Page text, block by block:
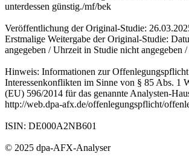
unterdessen günstig./mf/bek
Veröffentlichung der Original-Studie:
Erstmalige Weitergabe der Original-Studie:
angegeben / Uhrzeit in Studie nicht angegeben
Hinweis: Informationen zur
Interessenkonflikten im Sinne von § 85 Abs. 1
(EU) 596/2014 für das genannte Analysten-
http://web.dpa-afx.de/offenlegungspflicht/
ISIN: DE000A2NB601
© 2025 dpa-AFX-Analyser